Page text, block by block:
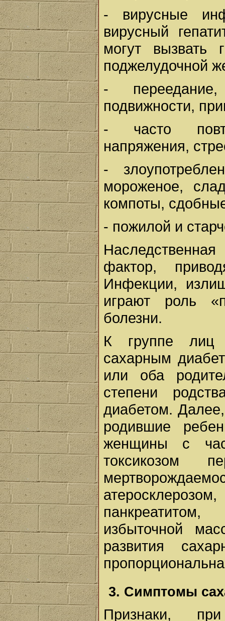
- вирусные
вирусный
могут вызвать
поджелудочной
-
подвижности,
- часто
напряжения,
-
мороженое,
компоты,
- пожилой и
фактор,
Инфекции,
играют роль
болезни.
К группе лиц
сахарным
или оба
степени
диабетом.
родившие
женщины с
токсикозом
избыточной
развития
3. Симптомы
Признаки,